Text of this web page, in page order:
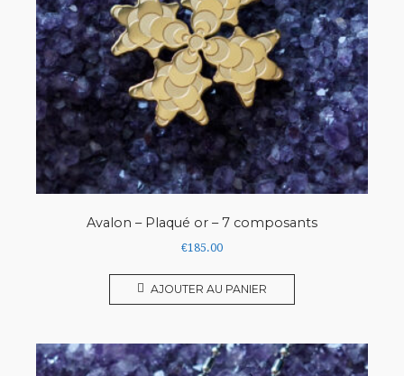
Avalon – Plaqué or – 7 composants
€185.00
AJOUTER AU PANIER